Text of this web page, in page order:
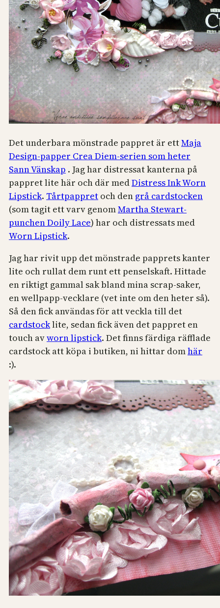
Det underbara mönstrade pappret är ettMaja
Design-papper Crea Diem-serien som heter
Sann Vänskap . Jag har distressat kanterna på
pappret lite här och där medDistress Ink Worn
Lipstick. Tårtpappret och den grå cardstocken
(som tagit ett varv genomMartha Stewart-
punchen Doily Lace) har och distressats med
Worn Lipstick.
Jag har rivit upp det mönstrade papprets kanter
lite och rullat dem runt ett penselskaft. Hittade
en riktigt gammal sak bland mina scrap-saker,
en wellpapp-vecklare (vet inte om den heter så).
Så den fick användas för att veckla till det
cardstocklite, sedan fick även det pappret en
touch avworn lipstick. Det finns färdiga räfflade
cardstock att köpa i butiken, ni hittar domhär
:).